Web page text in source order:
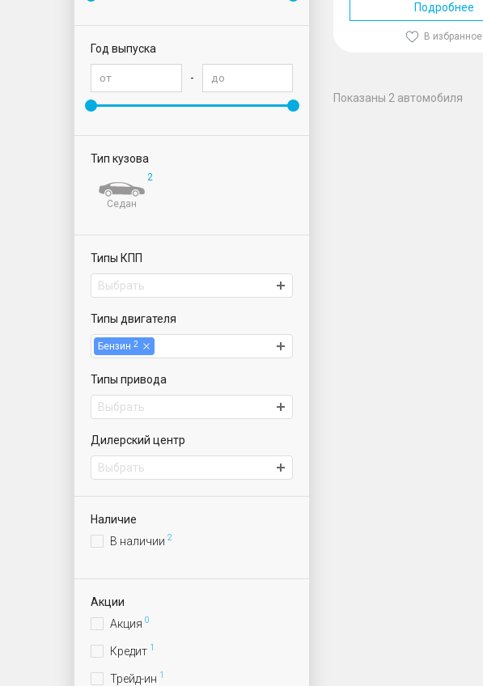
Год выпуска
-
Тип кузова
2
Седан
Типы КПП
Выбрать
Типы двигателя
Бензин 2
Типы привода
Выбрать
Дилерский центр
Выбрать
Наличие
В наличии 2
Акции
Акция 0
Кредит 1
Трейд-ин 1
Подробнее
В избранное
Показаны 2 автомобиля